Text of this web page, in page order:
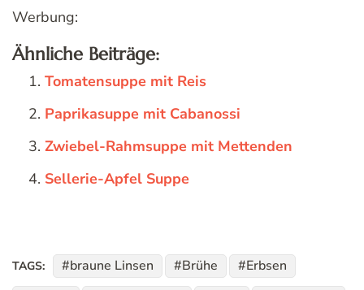
Werbung:
Ähnliche Beiträge:
Tomatensuppe mit Reis
Paprikasuppe mit Cabanossi
Zwiebel-Rahmsuppe mit Mettenden
Sellerie-Apfel Suppe
TAGS: braune Linsen Brühe
Erbsen